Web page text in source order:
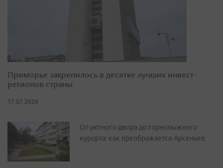
Приморье закрепилось в десятке лучших инвест-
регионов страны
17.07.2026
От уютного двора до горнолыжного
курорта: как преображается Арсеньев